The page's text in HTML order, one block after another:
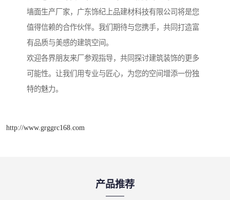
墙面生产厂家，广东饰纪上品建材科技有限公司将是您
值得信赖的合作伙伴。我们期待与您携手，共同打造富
有品质与美感的建筑空间。
欢迎各界朋友来厂参观指导，共同探讨建筑装饰的更多
可能性。让我们用专业与匠心，为您的空间增添一份独
特的魅力。
http://www.grggrc168.com
产品推荐